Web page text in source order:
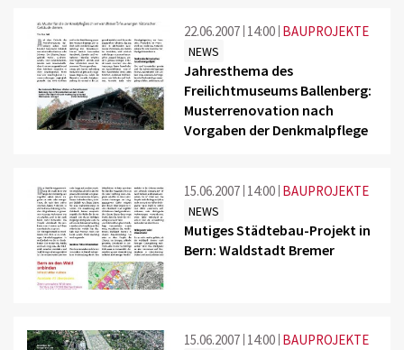
22.06.2007 14:00 BAUPROJEKTE
NEWS
Jahresthema des
Freilichtmuseums Ballenberg:
Musterrenovation nach
Vorgaben der Denkmalpflege
15.06.2007 14:00 BAUPROJEKTE
NEWS
Mutiges Städtebau-Projekt in
Bern: Waldstadt Bremer
15.06.2007 14:00 BAUPROJEKTE